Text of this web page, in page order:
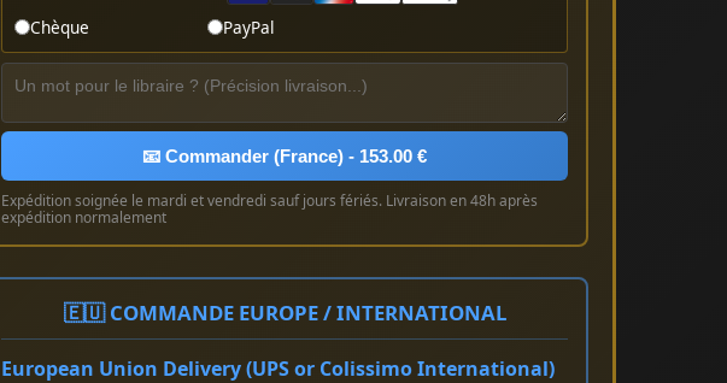
Chèque PayPal
📧 Commander (France) - 153.00 €
Expédition soignée le mardi et vendredi sauf jours fériés. Livraison en 48h après
expédition normalement
🇪🇺 COMMANDE EUROPE / INTERNATIONAL
European Union Delivery (UPS or Colissimo International)